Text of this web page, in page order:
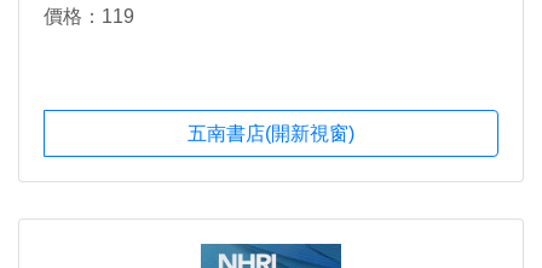
價格：119
五南書店(開新視窗)